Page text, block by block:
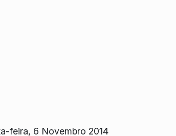
feira, 6 Novembro 2014